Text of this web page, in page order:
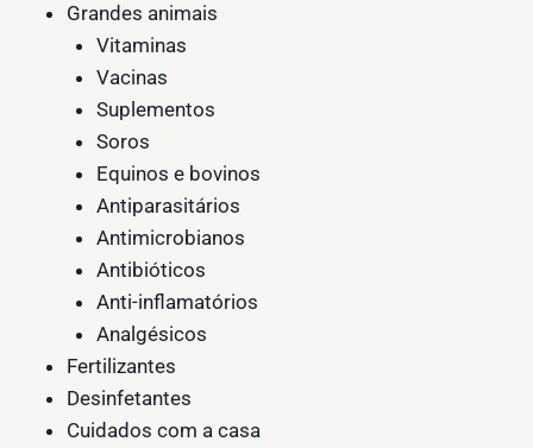
Grandes animais
Vitaminas
Vacinas
Suplementos
Soros
Equinos e bovinos
Antiparasitários
Antimicrobianos
Antibióticos
Anti-inflamatórios
Analgésicos
Fertilizantes
Desinfetantes
Cuidados com a casa